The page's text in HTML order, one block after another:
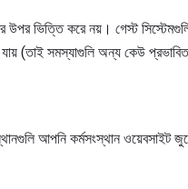
উপর ভিত্তি করে নয়। গেস্ট
(তাই সমস্যাগুলি অন্য কেউ
আপনি কর্মসংস্থান